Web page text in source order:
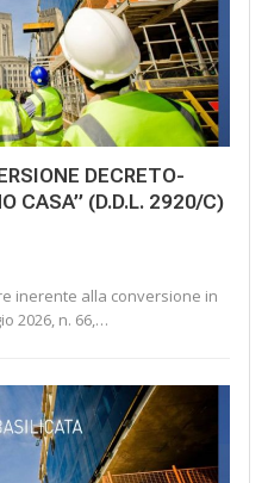
DECRETO-
CASA” (D.D.L. 2920/C)
inerente alla conversione in
2026, n. 66,…